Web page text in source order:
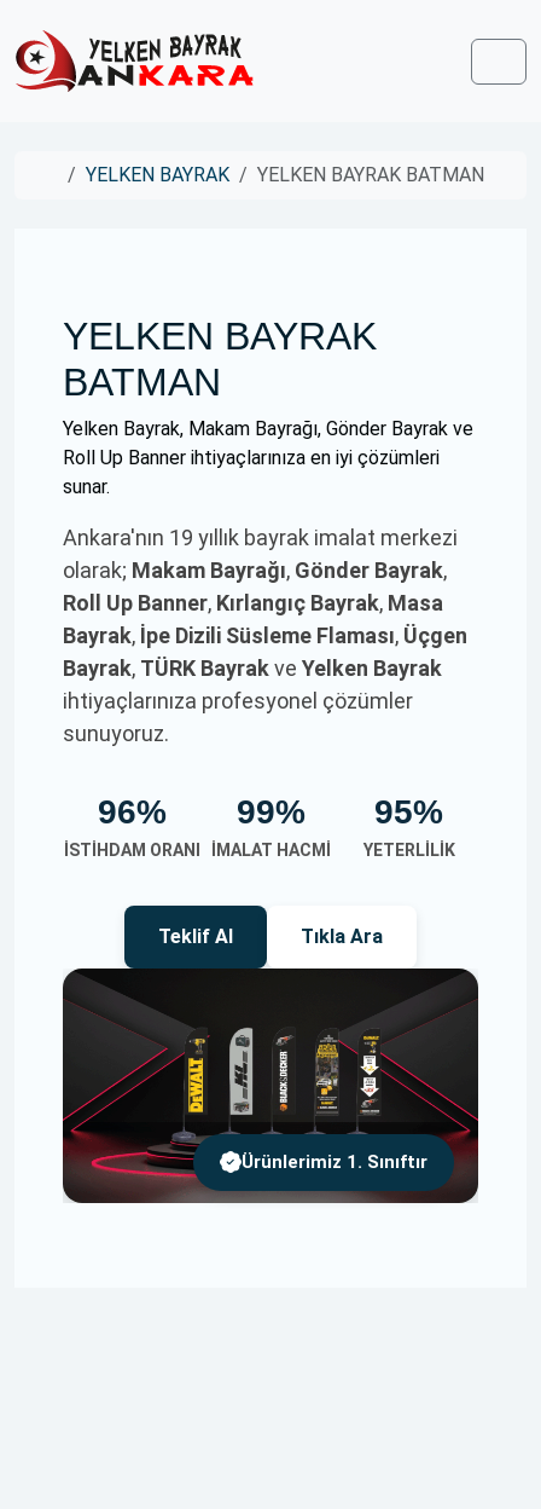
HomeYELKEN BAYRAK YELKEN BAYRAK BATMAN
YELKEN BAYRAK
BATMAN
Yelken Bayrak, Makam Bayrağı, Gönder Bayrak ve
Roll Up Banner ihtiyaçlarınıza en iyi çözümleri
sunar.
Ankara'nın 19 yıllık bayrak imalat merkezi
olarak; Makam Bayrağı, Gönder Bayrak,
Roll Up Banner, Kırlangıç Bayrak, Masa
Bayrak, İpe Dizili Süsleme Flaması, Üçgen
Bayrak, TÜRK Bayrakve Yelken Bayrak
ihtiyaçlarınıza profesyonel çözümler
sunuyoruz.
96%
İSTIHDAM ORANI
99%
İMALAT HACMI
95%
YETERLILIK
Teklif Al Tıkla Ara
Ürünlerimiz 1. Sınıftır